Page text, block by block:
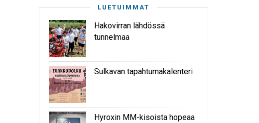
LUETUIMMAT
Hakovirran lähdössä
tunnelmaa
Sulkavan tapahtumakalenteri
Hyroxin MM-kisoista hopeaa